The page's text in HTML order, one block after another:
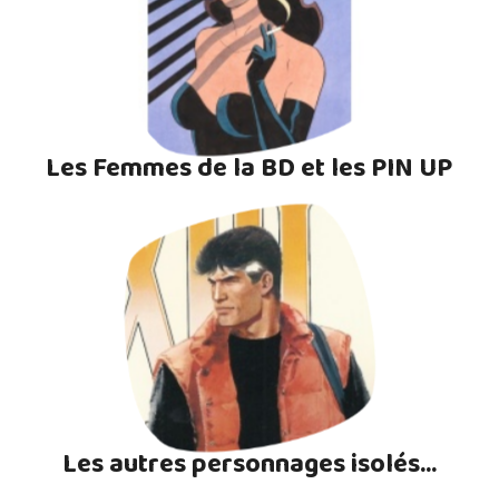
Les Femmes de la BD et les PIN UP
Les autres personnages isolés...